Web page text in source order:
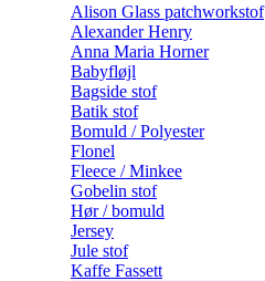
Alison Glass patchworkstof
Alexander Henry
Anna Maria Horner
Babyfløjl
Bagside stof
Batik stof
Bomuld / Polyester
Flonel
Fleece / Minkee
Gobelin stof
Hør / bomuld
Jersey
Jule stof
Kaffe Fassett